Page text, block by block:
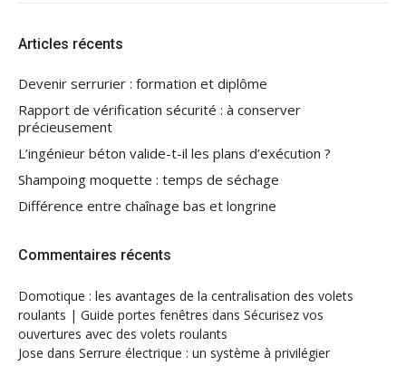
Articles récents
Devenir serrurier : formation et diplôme
Rapport de vérification sécurité : à conserver
précieusement
L’ingénieur béton valide-t-il les plans d’exécution ?
Shampoing moquette : temps de séchage
Différence entre chaînage bas et longrine
Commentaires récents
Domotique : les avantages de la centralisation des volets
roulants | Guide portes fenêtres dans Sécurisez vos
ouvertures avec des volets roulants
Jose dans Serrure électrique : un système à privilégier